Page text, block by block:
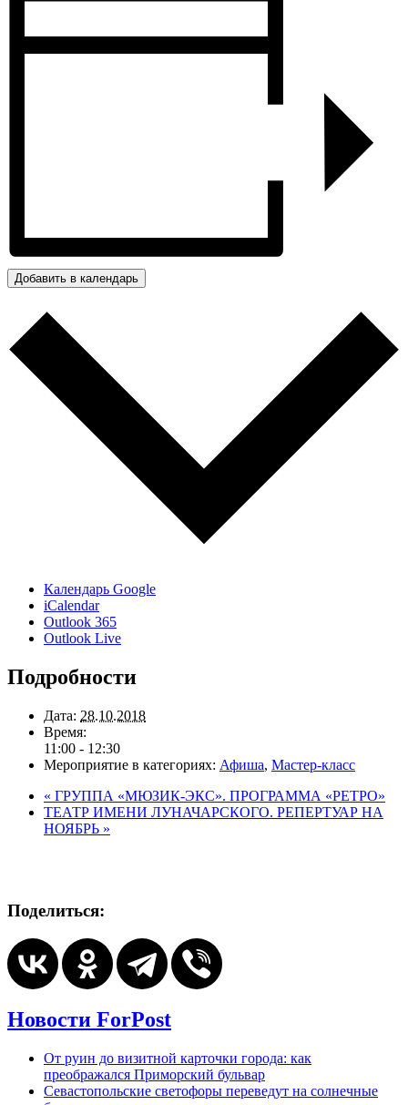
Добавить в календарь
Календарь Google
iCalendar
Outlook 365
Outlook Live
Подробности
Дата: 28.10.2018
Время:
11:00 - 12:30
Мероприятие в категориях: Афиша, Мастер-класс
« ГРУППА «МЮЗИК-ЭКС». ПРОГРАММА «РЕТРО»
ТЕАТР ИМЕНИ ЛУНАЧАРСКОГО. РЕПЕРТУАР НА
НОЯБРЬ »
Поделиться:
Новости ForPost
От руин до визитной карточки города: как
преображался Приморский бульвар
Севастопольские светофоры переведут на солнечные